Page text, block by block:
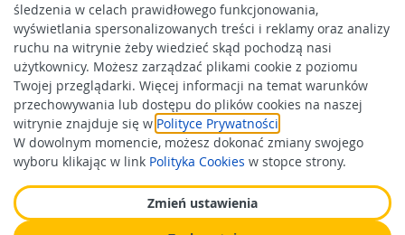
śledzenia w celach prawidłowego funkcjonowania,
wyświetlania spersonalizowanych treści i reklamy oraz analizy
ruchu na witrynie żeby wiedzieć skąd pochodzą nasi
użytkownicy. Możesz zarządzać plikami cookie z poziomu
Twojej przeglądarki. Więcej informacji na temat warunków
przechowywania lub dostępu do plików cookies na naszej
witrynie znajduje się w Polityce Prywatności
W dowolnym momencie, możesz dokonać zmiany swojego
wyboru klikając w link Polityka Cookies w stopce strony.
Zmień ustawienia
Obowiązek informacyjny
Polityka prywatności
Polityka Cookies
Odbiór zużytego sprzętu
Wspierają nas: